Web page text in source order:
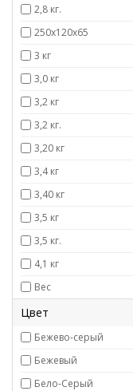
2,8 кг.
250х120х65
3 кг
3,0 кг
3,2 кг
3,2 кг.
3,20 кг
3,4 кг
3,40 кг
3,5 кг
3,5 кг.
4,1 кг
Вес
Цвет
Бежево-серый
Бежевый
Бело-Серый